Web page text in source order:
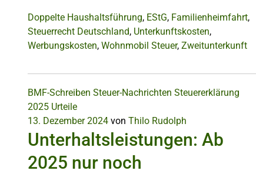
Doppelte Haushaltsführung, EStG, Familienheimfahrt,
Steuerrecht Deutschland, Unterkunftskosten,
Werbungskosten, Wohnmobil Steuer, Zweitunterkunft
BMF-Schreiben Steuer-Nachrichten Steuererklärung
2025 Urteile
13. Dezember 2024 von Thilo Rudolph
Unterhaltsleistungen: Ab
2025 nur noch